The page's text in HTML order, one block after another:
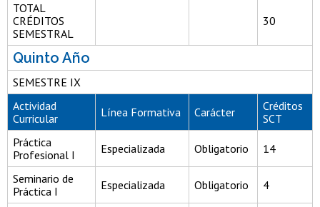
TOTAL
CRÉDITOS
SEMESTRAL
30
Quinto Año
SEMESTRE IX
Actividad
Curricular
Línea Formativa Carácter
Créditos
SCT
Práctica
Profesional I
Especializada Obligatorio 14
Seminario de
Práctica I
Especializada Obligatorio 4